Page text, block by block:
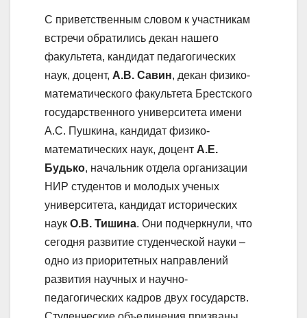
С приветственным словом к участникам
встречи обратились декан нашего
факультета, кандидат педагогических
наук, доцент, А.В. Савин, декан физико-
математического факультета Брестского
государственного университета имени
А.С. Пушкина, кандидат физико-
математических наук, доцент А.Е.
Будько, начальник отдела организации
НИР студентов и молодых ученых
университета, кандидат исторических
наук О.В. Тишина. Они подчеркнули, что
сегодня развитие студенческой науки –
одно из приоритетных направлений
развития научных и научно-
педагогических кадров двух государств.